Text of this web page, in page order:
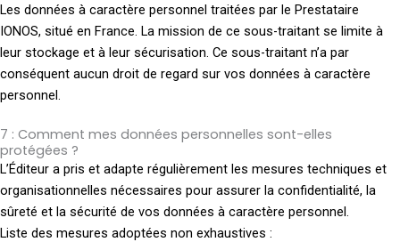
Les données à caractère personnel traitées par le Prestataire
IONOS, situé en France. La mission de ce sous-traitant se limite à
leur stockage et à leur sécurisation. Ce sous-traitant n’a par
conséquent aucun droit de regard sur vos données à caractère
personnel.
7 : Comment mes données personnelles sont-elles
protégées ?
L’Éditeur a pris et adapte régulièrement les mesures techniques et
organisationnelles nécessaires pour assurer la confidentialité, la
sûreté et la sécurité de vos données à caractère personnel.
Liste des mesures adoptées non exhaustives :